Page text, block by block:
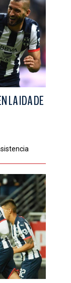
LA IDA DE